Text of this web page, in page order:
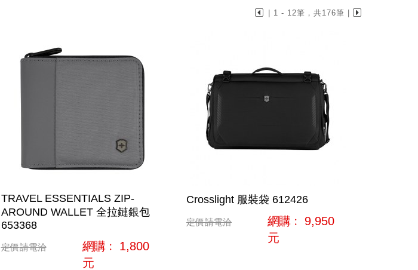
| 1 - 12筆，共176筆 |
TRAVEL ESSENTIALS ZIP-
AROUND WALLET 全拉鏈銀包
653368
定價請電洽 網購﹕ 1,800
元
Crosslight 服裝袋 612426
定價請電洽 網購﹕ 9,950
元